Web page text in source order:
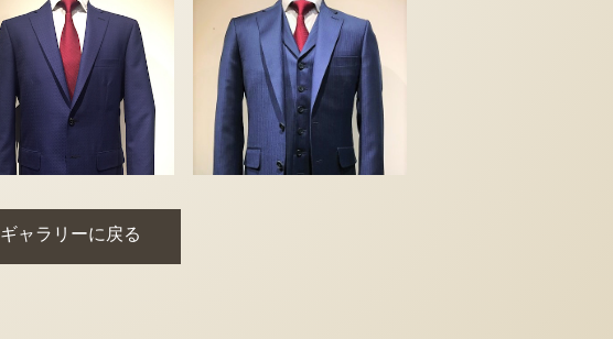
カノニコ
￥82,280
ドーメル
￥142,780
ギャラリーに戻る